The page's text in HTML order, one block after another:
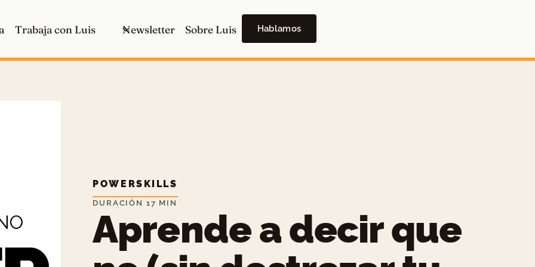
Trabaja con Luis Newsletter Sobre Luis Hablamos
POWERSKILLS
DURACIÓN 17 MIN
Aprende a decir que